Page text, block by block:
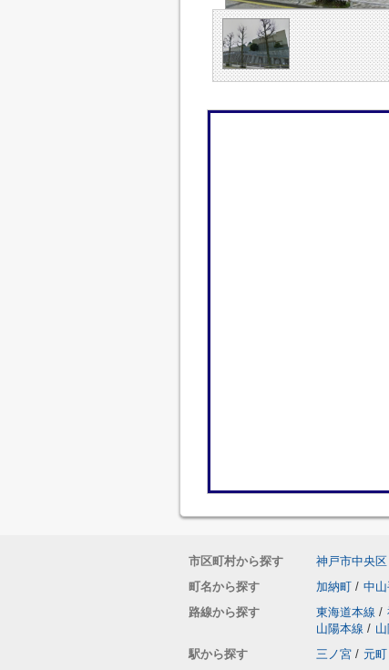
市区町村から探す 神戸市中央区
町名から探す
加納町 / 中
路線から探す
東海道本線 /
山陽本線 /
駅から探す
三ノ宮 / 元町